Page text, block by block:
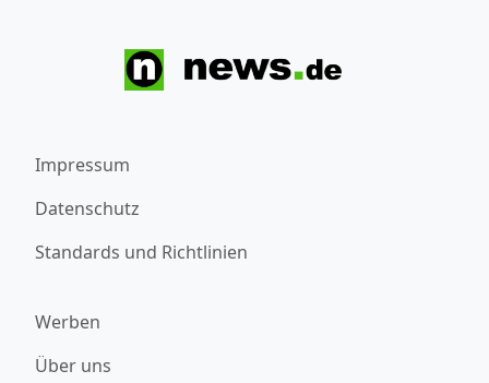
Impressum
Datenschutz
Standards und Richtlinien
Werben
Über uns